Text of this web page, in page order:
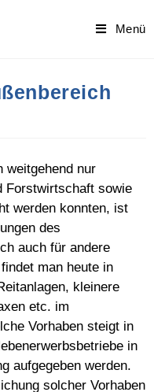
Menü
weitgehend nur
Forstwirtschaft sowie
werden konnten, ist
des
auch für andere
man heute in
kleinere
etc. im
Vorhaben steigt in
in
aufgegeben werden.
solcher Vorhaben